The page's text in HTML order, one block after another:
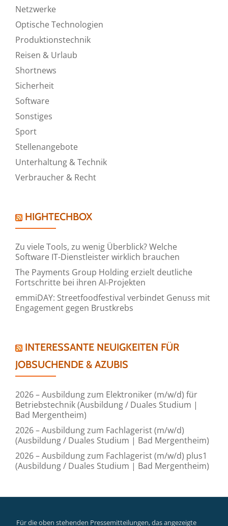
Netzwerke
Optische Technologien
Produktionstechnik
Reisen & Urlaub
Shortnews
Sicherheit
Software
Sonstiges
Sport
Stellenangebote
Unterhaltung & Technik
Verbraucher & Recht
HIGHTECHBOX
Zu viele Tools, zu wenig Überblick? Welche
Software IT-Dienstleister wirklich brauchen
The Payments Group Holding erzielt deutliche
Fortschritte bei ihren AI-Projekten
emmiDAY: Streetfoodfestival verbindet Genuss mit
Engagement gegen Brustkrebs
INTERESSANTE NEUIGKEITEN FÜR
JOBSUCHENDE & AZUBIS
2026 – Ausbildung zum Elektroniker (m/w/d) für
Betriebstechnik (Ausbildung / Duales Studium |
Bad Mergentheim)
2026 – Ausbildung zum Fachlagerist (m/w/d)
(Ausbildung / Duales Studium | Bad Mergentheim)
2026 – Ausbildung zum Fachlagerist (m/w/d) plus1
(Ausbildung / Duales Studium | Bad Mergentheim)
Für die oben stehenden Pressemitteilungen, das angezeigte